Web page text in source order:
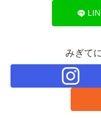
みぎて